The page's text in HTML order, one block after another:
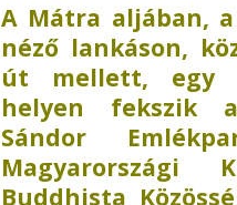
A Mátra aljában,
néző lankáson,
út mellett, egy
helyen fekszik
Sándor
Magyarországi
Buddhista